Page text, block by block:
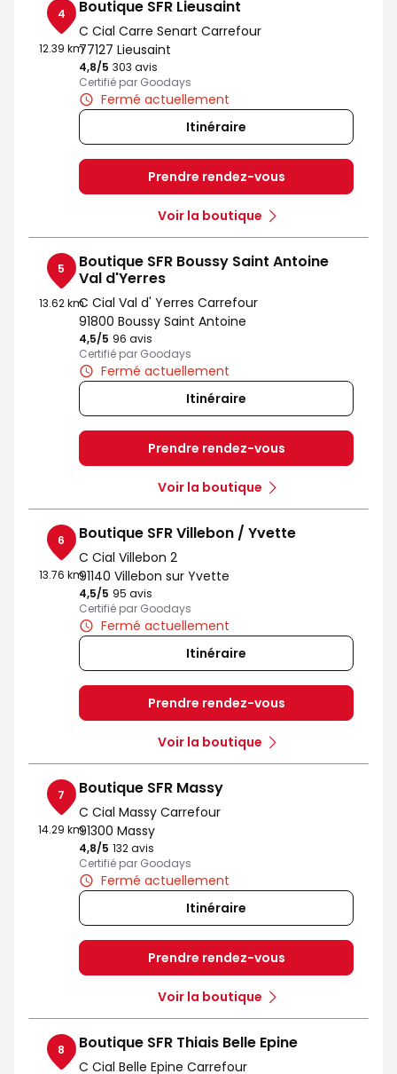
4
12.39 km
Boutique SFR Lieusaint
C Cial Carre Senart Carrefour
77127 Lieusaint
4,8/5 Note de 4.8 sur 5
303 avis
Certifié par Goodays
Fermé actuellement
Itinéraire
Prendre rendez-vous
Voir la boutique
5
13.62 km
Boutique SFR Boussy Saint Antoine
Val d'Yerres
C Cial Val d' Yerres Carrefour
91800 Boussy Saint Antoine
4,5/5 Note de 4.5 sur 5
96 avis
Certifié par Goodays
Fermé actuellement
Itinéraire
Prendre rendez-vous
Voir la boutique
6
13.76 km
Boutique SFR Villebon / Yvette
C Cial Villebon 2
91140 Villebon sur Yvette
4,5/5 Note de 4.5 sur 5
95 avis
Certifié par Goodays
Fermé actuellement
Itinéraire
Prendre rendez-vous
Voir la boutique
7
14.29 km
Boutique SFR Massy
C Cial Massy Carrefour
91300 Massy
4,8/5 Note de 4.8 sur 5
132 avis
Certifié par Goodays
Fermé actuellement
Itinéraire
Prendre rendez-vous
Voir la boutique
8 Boutique SFR Thiais Belle Epine
C Cial Belle Epine Carrefour